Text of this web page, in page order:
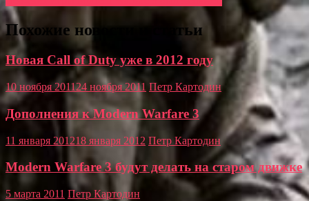
Похожие новости и статьи
Новая Call of Duty уже в 2012 году
10 ноября 201124 ноября 2011 Петр Картодин
Дополнения к Modern Warfare 3
11 января 201218 января 2012 Петр Картодин
Modern Warfare 3 будут делать на старом движке
5 марта 2011 Петр Картодин